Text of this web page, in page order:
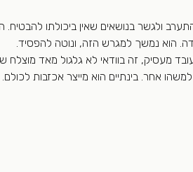
ולגשר בנושאים שאין ביכולתו להבטיח.
הוא נמשך למגרש הזה, ונוטה להפסיד.
מעסיק, זה בוודאי לא גלגול מאד מוצלח
אחר. בינתיים הוא מייצר אכזבות לכולם.